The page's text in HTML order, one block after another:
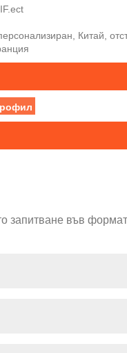
Китай,
запитване във